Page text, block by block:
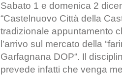
Sabato 1 e domenica 2
“Castelnuovo Città della
tradizionale appuntamento
l’arrivo sul mercato della
Garfagnana DOP“. Il
prevede infatti che venga